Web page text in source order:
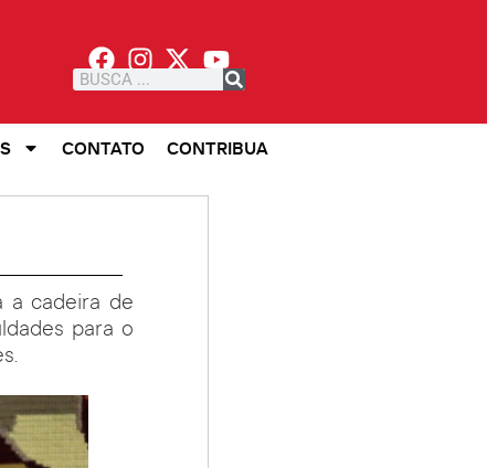
CONTATO CONTRIBUA
a cadeira de
para o